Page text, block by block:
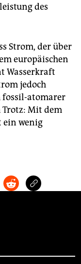
des
Strom, der über
europäischen
Wasserkraft
jedoch
fossil-atomarer
Mit dem
ein wenig